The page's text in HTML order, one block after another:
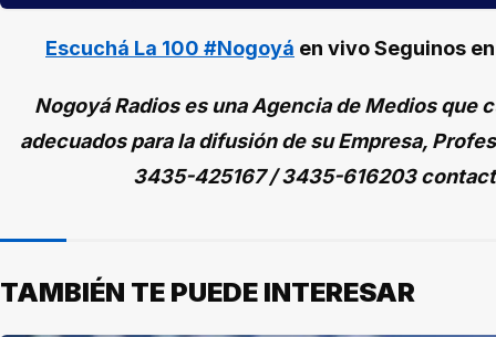
Escuchá La 100 #Nogoyá en vivoSeguinos
Nogoyá Radios es una Agencia de Medios
adecuados para la difusión de su Empresa,
3435-425167 / 3435-616203
TAMBIÉN TE PUEDE INTERESAR